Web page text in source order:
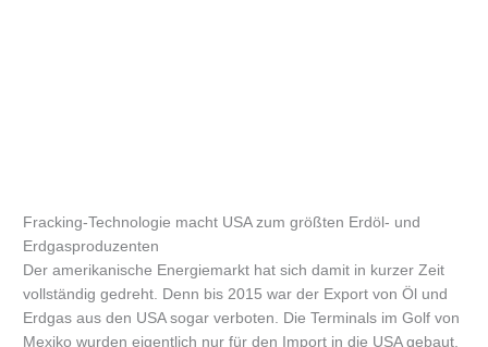
Fracking-Technologie macht USA zum größten Erdöl- und
Erdgasproduzenten
Der amerikanische Energiemarkt hat sich damit in kurzer Zeit
vollständig gedreht. Denn bis 2015 war der Export von Öl und
Erdgas aus den USA sogar verboten. Die Terminals im Golf von
Mexiko wurden eigentlich nur für den Import in die USA gebaut.